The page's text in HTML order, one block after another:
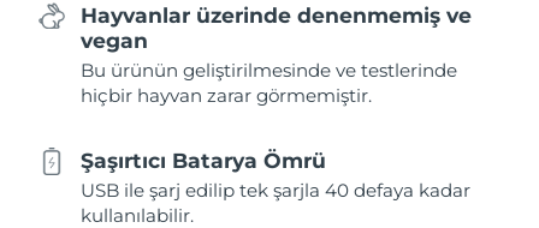
Hayvanlar üzerinde denenmemiş ve
vegan
Bu ürünün geliştirilmesinde ve testlerinde
hiçbir hayvan zarar görmemiştir.
Şaşırtıcı Batarya Ömrü
USB ile şarj edilip tek şarjla 40 defaya kadar
kullanılabilir.